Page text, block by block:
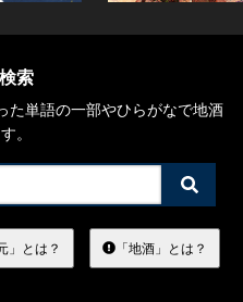
索
た単語の一部やひらがなで地酒
。
検
索
る
」とは？ 「地酒」とは？